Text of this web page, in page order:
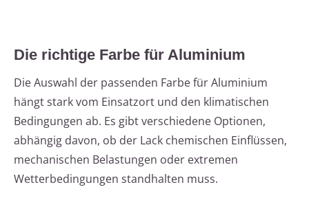
Die richtige Farbe für Aluminium
Die Auswahl der passenden Farbe für Aluminium
hängt stark vom Einsatzort und den klimatischen
Bedingungen ab. Es gibt verschiedene Optionen,
abhängig davon, ob der Lack chemischen Einflüssen,
mechanischen Belastungen oder extremen
Wetterbedingungen standhalten muss.